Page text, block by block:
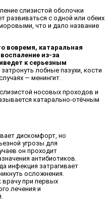
слизистой оболочки
развиваться с одной или обеих
что и дало название
вовремя, катаральная
из-за
к серьезным
лобные пазухи, кости
— менингит.
носовых проходов и
катарально-отёчным
дискомфорт, но
угрозы для
он проходит
антибиотиков.
инфекция затрагивает
осложнения.
при первых
лечения и